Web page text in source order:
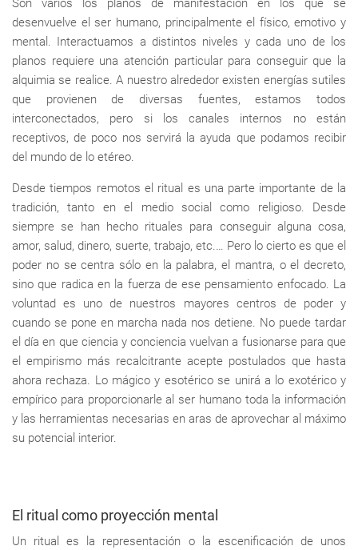
Son varios los planos de manifestación en los que se
desenvuelve el ser humano, principalmente el físico, emotivo y
mental. Interactuamos a distintos niveles y cada uno de los
planos requiere una atención particular para conseguir que la
alquimia se realice. A nuestro alrededor existen energías sutiles
que provienen de diversas fuentes, estamos todos
interconectados, pero si los canales internos no están
receptivos, de poco nos servirá la ayuda que podamos recibir
del mundo de lo etéreo.
Desde tiempos remotos el ritual es una parte importante de la
tradición, tanto en el medio social como religioso. Desde
siempre se han hecho rituales para conseguir alguna cosa,
amor, salud, dinero, suerte, trabajo, etc.… Pero lo cierto es que el
poder no se centra sólo en la palabra, el mantra, o el decreto,
sino que radica en la fuerza de ese pensamiento enfocado. La
voluntad es uno de nuestros mayores centros de poder y
cuando se pone en marcha nada nos detiene. No puede tardar
el día en que ciencia y conciencia vuelvan a fusionarse para que
el empirismo más recalcitrante acepte postulados que hasta
ahora rechaza. Lo mágico y esotérico se unirá a lo exotérico y
empírico para proporcionarle al ser humano toda la información
y las herramientas necesarias en aras de aprovechar al máximo
su potencial interior.
El ritual como proyección mental
Un ritual es la representación o la escenificación de unos